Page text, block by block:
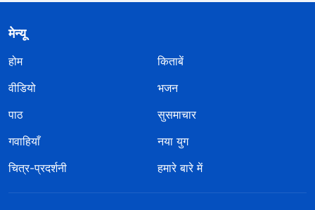
मेन्यू
होम
किताबें
वीडियो
भजन
पाठ
सुसमाचार
गवाहियाँ
नया युग
चित्र-प्रदर्शनी
हमारे बारे में